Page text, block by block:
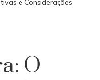
e Considerações
O